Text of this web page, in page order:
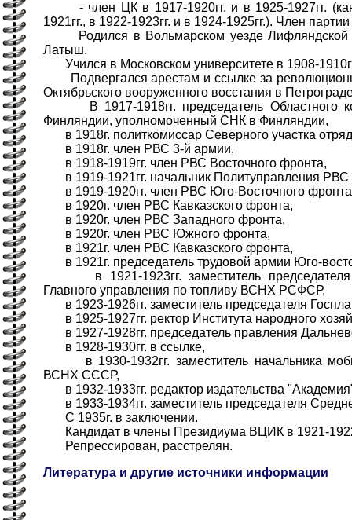
- член ЦК в 1917-1920гг. и в 1925-1927гг.
1921гг., в 1922-1923гг. и в 1924-1925гг.). Член
Родился в Вольмарском уезде Лифляндской
Латыш.
Учился в Московском университете в 1908-
Подвергался арестам и ссылке за
Октябрьского вооруженного восстания в
В 1917-1918гг. председатель Областного
Финляндии, уполномоченный СНК в Финляндии,
в 1918г. политкомиссар Северного участка
в 1918г. член РВС 3-й армии,
в 1918-1919гг. член РВС Восточного фронта,
в 1919-1921гг. начальник Политуправления
в 1919-1920гг. член РВС Юго-Восточного
в 1920г. член РВС Кавказского фронта,
в 1920г. член РВС Западного фронта,
в 1920г. член РВС Южного фронта,
в 1921г. член РВС Кавказского фронта,
в 1921г. председатель трудовой армии Юго-
в 1921-1923гг. заместитель
Главного управления по топливу ВСНХ РСФСР,
в 1923-1926гг. заместитель председателя
в 1925-1927гг. ректор Института народного
в 1927-1928гг. председатель правления
в 1928-1930гг. в ссылке,
в 1930-1932гг. заместитель начальника
ВСНХ СССР,
в 1932-1933гг. редактор издательства
в 1933-1934гг. заместитель председателя
С 1935г. в заключении.
Кандидат в члены Президиума ВЦИК в 1921-
Репрессирован, расстрелян.
Литература и другие источники информации